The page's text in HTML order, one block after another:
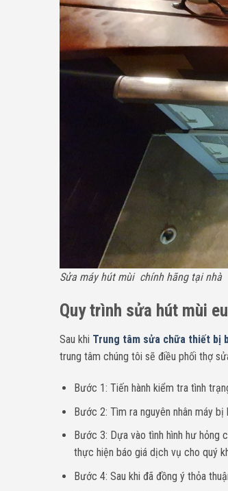
Sửa máy hút mùi chính hãng tại nhà
Quy trình sửa hút mùi
Sau khi Trung tâm sửa chữa thiết bị
trung tâm chúng tôi sẽ điều phối thợ
Bước 1: Tiến hành kiểm tra tình
Bước 2: Tìm ra nguyên nhân máy
Bước 3: Dựa vào tình hình hư hỏng
thực hiện báo giá dịch vụ cho quý
Bước 4: Sau khi đã đồng ý thỏa